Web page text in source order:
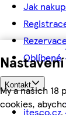
My a našich
cookies,
Jak
Oblíbené
Kontakt
itesco.cz